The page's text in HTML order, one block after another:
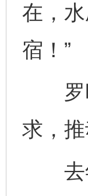
在，
宿！”
罗时
求，
去年